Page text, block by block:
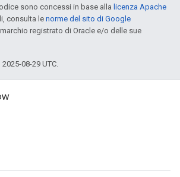
sono concessi in base alla licenza Apache
consulta lenorme del sito di Google
marchio registrato di Oracle e/o delle sue
08-29 UTC.